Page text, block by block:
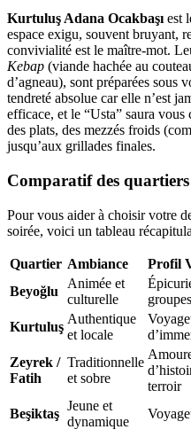
Kurtuluş Adana Ocakbaşı est
espace exigu, souvent bruyant,
convivialité est le maître-mot.
Kebap (viande hachée au
d’agneau), sont préparées sous
tendreté absolue car elle n’est
efficace, et le “Usta” saura
des plats, des mezzés froids
jusqu’aux grillades finales.
Comparatif des
Pour vous aider à choisir votre
soirée, voici un tableau
Quartier Ambiance Profil
Beyoğlu
Animée et
culturelle
Kurtuluş
Authentique
et locale
Zeyrek /
Fatih
Traditionnelle
et sobre
terroir
Beşiktaş
Jeune et
dynamique